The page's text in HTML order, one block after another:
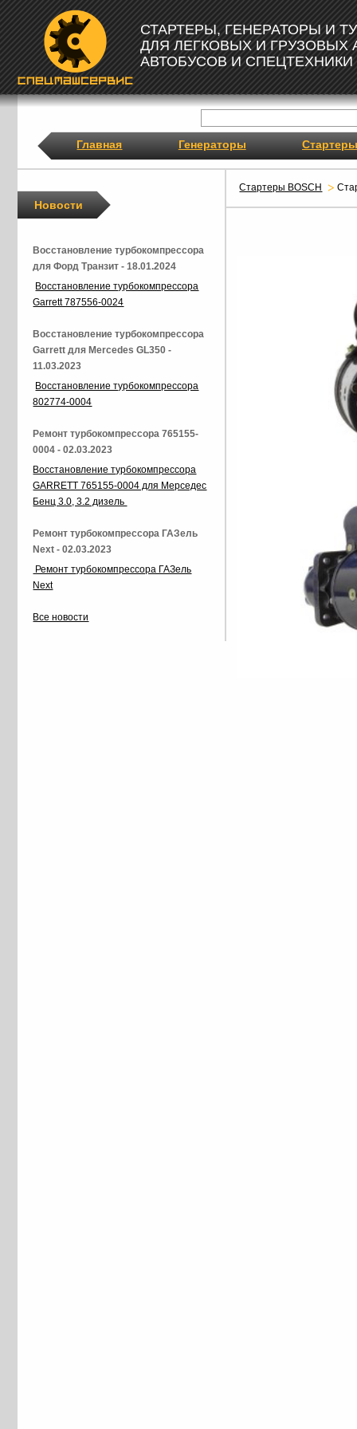
СТАРТЕРЫ, ГЕНЕРАТОРЫ И
ДЛЯ ЛЕГКОВЫХ И ГРУЗОВЫХ
АВТОБУСОВ И СПЕЦТЕХНИКИ
Главная Генераторы Стартеры
Стартеры BOSCH
Новости
Восстановление турбокомпрессора
для Форд Транзит - 18.01.2024
Восстановление турбокомпрессора
Garrett 787556-0024
Восстановление турбокомпрессора
Garrett для Mercedes GL350 -
11.03.2023
Восстановление турбокомпрессора
802774-0004
Ремонт турбокомпрессора 765155-
0004 - 02.03.2023
Восстановление турбокомпрессора
GARRETT 765155-0004 для Мерседес
Бенц 3.0, 3.2 дизель
Ремонт турбокомпрессора ГАЗель
Next - 02.03.2023
Ремонт турбокомпрессора ГАЗель
Next
Все новости